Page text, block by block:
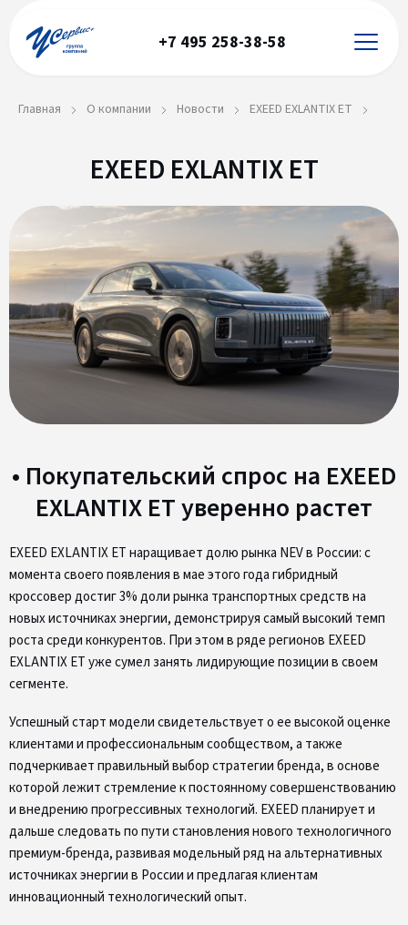
+7 495 258-38-58
Главная О компании Новости EXEED EXLANTIX ET
EXEED EXLANTIX ET
• Покупательский спрос на EXEED
EXLANTIX ET уверенно растет
EXEED EXLANTIX ET наращивает долю рынка NEV в России: с
момента своего появления в мае этого года гибридный
кроссовер достиг 3% доли рынка транспортных средств на
новых источниках энергии, демонстрируя самый высокий темп
роста среди конкурентов. При этом в ряде регионов EXEED
EXLANTIX ET уже сумел занять лидирующие позиции в своем
сегменте.
Успешный старт модели свидетельствует о ее высокой оценке
клиентами и профессиональным сообществом, а также
подчеркивает правильный выбор стратегии бренда, в основе
которой лежит стремление к постоянному совершенствованию
и внедрению прогрессивных технологий. EXEED планирует и
дальше следовать по пути становления нового технологичного
премиум-бренда, развивая модельный ряд на альтернативных
источниках энергии в России и предлагая клиентам
инновационный технологический опыт.